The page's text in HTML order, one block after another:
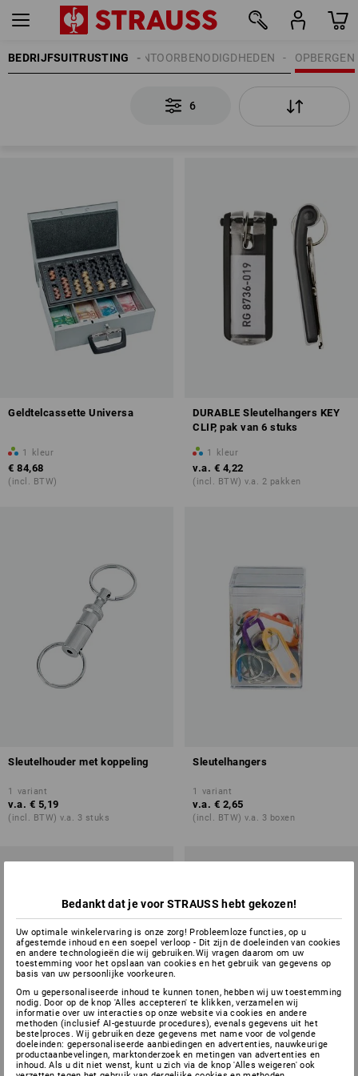
BEDRIJFSUITRUSTING OPBERGEN
KANTOORBENODIGDHEDEN
6
Geldtelcassette Universa
1 kleur
€ 84,68
(incl. BTW)
DURABLE Sleutelhangers KEY
CLIP, pak van 6 stuks
1 kleur
v.a. € 4,22
(incl. BTW) v.a. 2 pakken
Sleutelhouder met koppeling
1 variant
v.a. € 5,19
(incl. BTW) v.a. 3 stuks
Sleutelhangers
1 variant
v.a. € 2,65
(incl. BTW) v.a. 3 boxen
Bedankt dat je voor STRAUSS hebt gekozen!
Uw optimale winkelervaring is onze zorg! Probleemloze functies, op u
afgestemde inhoud en een soepel verloop - Dit zijn de doeleinden van cookies
en andere technologieën die wij gebruiken.Wij vragen daarom om uw
toestemming voor het opslaan van cookies en het gebruik van gegevens op
basis van uw persoonlijke voorkeuren.
Om u gepersonaliseerde inhoud te kunnen tonen, hebben wij uw toestemming
nodig. Door op de knop 'Alles accepteren' te klikken, verzamelen wij
informatie over uw interacties op onze website via cookies en andere
methoden (inclusief AI-gestuurde procedures), evenals gegevens uit het
bestelproces. Wij gebruiken deze gegevens met name voor de volgende
doeleinden: gepersonaliseerde aanbiedingen en advertenties, nauwkeurige
productaanbevelingen, marktonderzoek en metingen van advertenties en
inhoud. Als u dit niet wenst, kunt u zich via de knop 'Alles weigeren' ook